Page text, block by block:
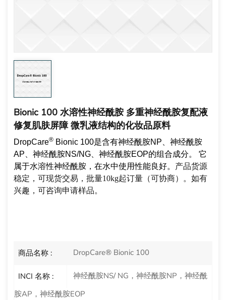
Bionic 100 水溶性神经酰胺 多重神经酰胺复配液
修复肌肤屏障 微乳液结构的化妆品原料
DropCare® Bionic 100是含有神经酰胺NP、神经酰胺
AP、神经酰胺NS/NG、神经酰胺EOP的组合成分。 它
属于水溶性神经酰胺，在水中使用性能良好。 产品货源
稳定，可现货交易，批量10kg起订量（可协商）。如有
兴趣，可咨询申请样品。
商品名称 : DropCare® Bionic 100
INCI 名称 :
神经酰胺NS/ NG，神经酰胺NP，神经酰
胺AP，神经酰胺EOP